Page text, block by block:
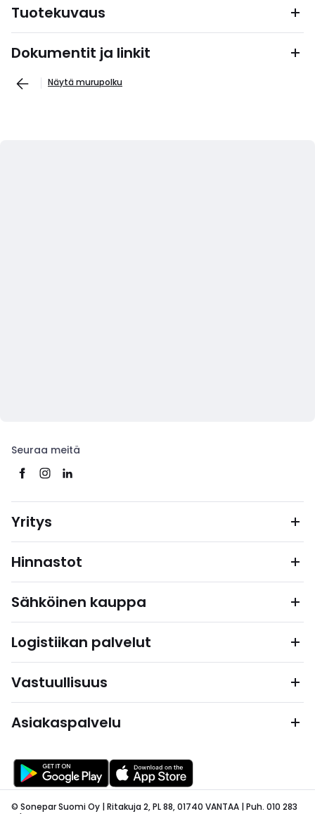
Tuotekuvaus
Dokumentit ja linkit
Näytä murupolku
Seuraa meitä
Yritys
Hinnastot
Sähköinen kauppa
Logistiikan palvelut
Vastuullisuus
Asiakaspalvelu
© Sonepar Suomi Oy | Ritakuja 2, PL 88, 01740 VANTAA | Puh. 010 283